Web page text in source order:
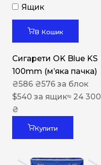
Ящик
В Кошик
Сигарети OK Blue KS
100mm (м’яка пачка)
₴586 ₴576 за блок
$540 за ящик≈ 24 300
₴
Купити